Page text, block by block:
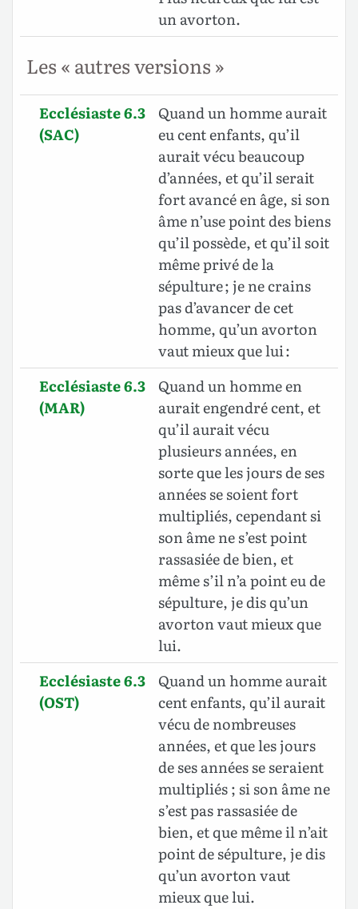
un avorton.
Les « autres versions »
Ecclésiaste 6.3
(SAC)
Quand un homme aurait
eu cent enfants, qu’il
aurait vécu beaucoup
d’années, et qu’il serait
fort avancé en âge, si son
âme n’use point des biens
qu’il possède, et qu’il soit
même privé de la
sépulture ; je ne crains
pas d’avancer de cet
homme, qu’un avorton
vaut mieux que lui :
Ecclésiaste 6.3
(MAR)
Quand un homme en
aurait engendré cent, et
qu’il aurait vécu
plusieurs années, en
sorte que les jours de ses
années se soient fort
multipliés, cependant si
son âme ne s’est point
rassasiée de bien, et
même s’il n’a point eu de
sépulture, je dis qu’un
avorton vaut mieux que
lui.
Ecclésiaste 6.3
(OST)
Quand un homme aurait
cent enfants, qu’il aurait
vécu de nombreuses
années, et que les jours
de ses années se seraient
multipliés ; si son âme ne
s’est pas rassasiée de
bien, et que même il n’ait
point de sépulture, je dis
qu’un avorton vaut
mieux que lui.